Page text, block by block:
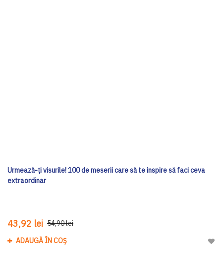
Urmează-ți visurile! 100 de meserii care să te inspire să faci ceva
extraordinar
43,92 lei 54,90 lei
ADAUGĂ ÎN COȘ